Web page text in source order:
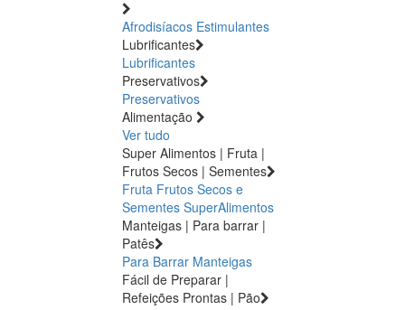
Afrodisíacos Estimulantes
Lubrificantes
Lubrificantes
Preservativos
Preservativos
Alimentação
Ver tudo
Super Alimentos | Fruta |
Frutos Secos | Sementes
Fruta Frutos Secos e
Sementes SuperAlimentos
Manteigas | Para barrar |
Patês
Para Barrar Manteigas
Fácil de Preparar |
Refeições Prontas | Pão